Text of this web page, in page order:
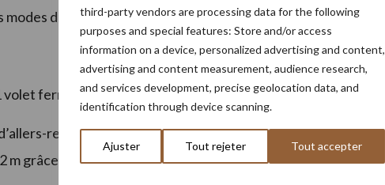
third-party vendors are processing data for the following
purposes and special features: Store and/or access
information on a device, personalized advertising and content,
advertising and content measurement, audience research,
and services development, precise geolocation data, and
identification through device scanning.
Ajuster Tout rejeter Tout accepter
de dépose différents pendant le travail :
volet fermé).
retours sur une largeur de 18 mètres, de rassembler le
grâce à la fermeture partielle d’un des volets d’andainage.